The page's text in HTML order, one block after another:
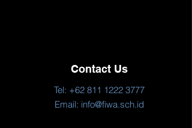
Contact Us
Tel: +62 811 1222 3777
Email: info@fiwa.sch.id